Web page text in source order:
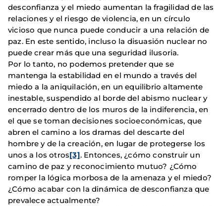
desconfianza y el miedo aumentan la fragilidad de las
relaciones y el riesgo de violencia, en un círculo
vicioso que nunca puede conducir a una relación de
paz. En este sentido, incluso la disuasión nuclear no
puede crear más que una seguridad ilusoria.
Por lo tanto, no podemos pretender que se
mantenga la estabilidad en el mundo a través del
miedo a la aniquilación, en un equilibrio altamente
inestable, suspendido al borde del abismo nuclear y
encerrado dentro de los muros de la indiferencia, en
el que se toman decisiones socioeconómicas, que
abren el camino a los dramas del descarte del
hombre y de la creación, en lugar de protegerse los
unos a los otros[3]. Entonces, ¿cómo construir un
camino de paz y reconocimiento mutuo? ¿Cómo
romper la lógica morbosa de la amenaza y el miedo?
¿Cómo acabar con la dinámica de desconfianza que
prevalece actualmente?